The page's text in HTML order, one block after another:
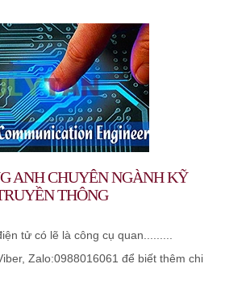
ANH CHUYÊN NGÀNH KỸ
THÔNG
tử có lẽ là công cụ quan.........
Zalo:0988016061 để biết thêm chi